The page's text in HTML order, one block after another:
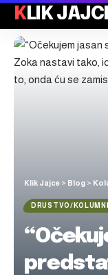
KLIK
Klik Jajce > Blog >
DRUSTVO/